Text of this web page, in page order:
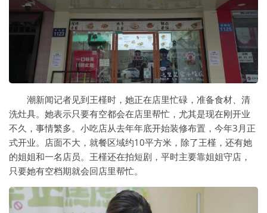
潮新闻记者见到王槿时，她正在店里忙碌，准备食材、清
洗灶具。她表示只要有空都会在店里帮忙，尤其是现在刚开业
不久，事情繁多。小吃店从去年年底开始装修布置，今年3月正
式开业。店面不大，就餐区域约10平方米，除了王槿，还有她
的姐姐和一名店员。王槿还在拍短剧，平时主要靠姐姐守店，
只要她有空档期就会回店里帮忙。